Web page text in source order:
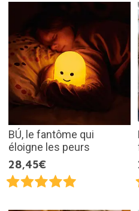
BÚ, le fantôme qui
éloigne les peurs
28,45€